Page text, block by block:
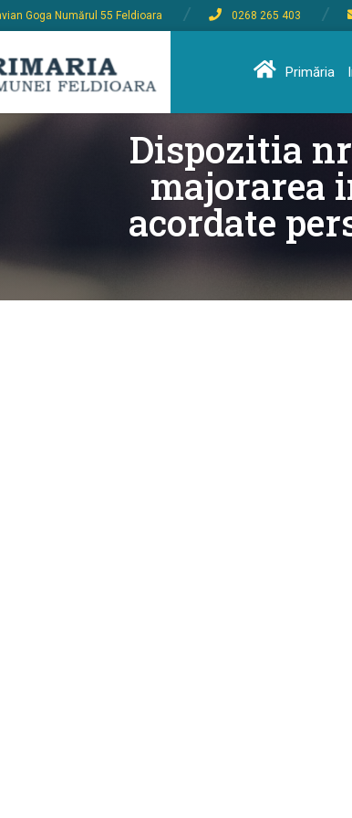
Goga Numărul 55 Feldioara 0268 265 403
Primăria
Dispozitia
majorarea
acordate